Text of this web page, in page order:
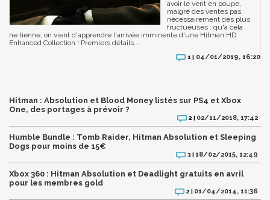
avoir le vent en poupe,
malgré des ventes pas
nécessairement des plus
fructueuses : qu'à cela
ne tienne, on vient d'apprendre l'arrivée imminente d'une Hitman HD
Enhanced Collection ! Premiers détails...
1 | 04/01/2019, 16:20
Hitman : Absolution et Blood Money listés sur PS4 et Xbox
One, des portages à prévoir ?
2 | 02/11/2018, 17:42
Humble Bundle : Tomb Raider, Hitman Absolution et Sleeping
Dogs pour moins de 15€
3 |18/02/2015, 12:49
Xbox 360 : Hitman Absolution et Deadlight gratuits en avril
pour les membres gold
2 | 01/04/2014, 11:36